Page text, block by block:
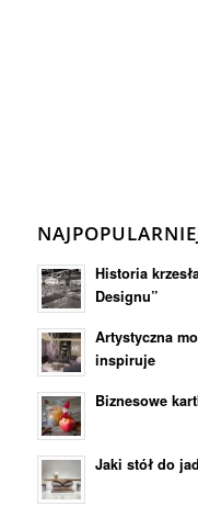
Historia
Designu”
Artystyczna
inspiruje
Biznesowe
Jaki stół do